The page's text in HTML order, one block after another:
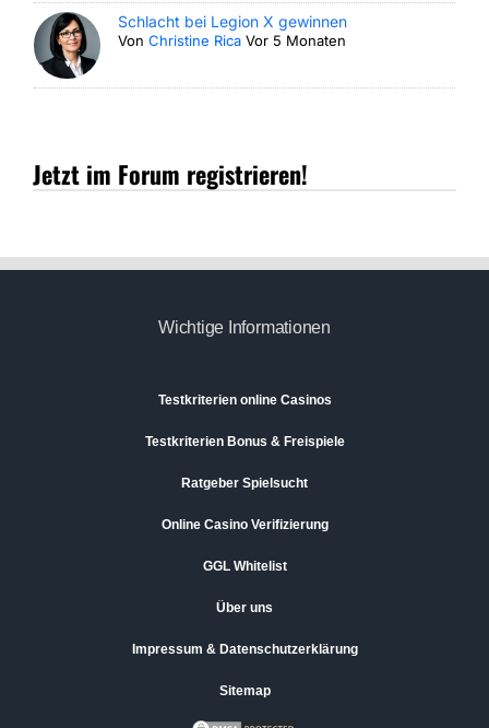
Schlacht bei Legion X gewinnen
VonChristine Rica Vor 5 Monaten
Jetzt im Forum registrieren!
Wichtige Informationen
Testkriterien online Casinos
Testkriterien Bonus & Freispiele
Ratgeber Spielsucht
Online Casino Verifizierung
GGL Whitelist
Über uns
Impressum & Datenschutzerklärung
Sitemap